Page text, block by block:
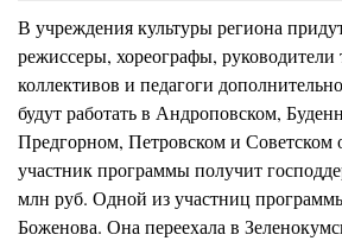
В учреждения культуры региона
режиссеры, хореографы, руководители
коллективов и педагоги
будут работать в Андроповском,
Предгорном, Петровском и Советском
участник программы получит
млн руб. Одной из участниц
Боженова. Она переехала в